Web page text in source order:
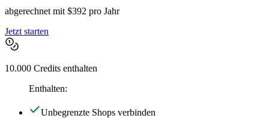
abgerechnet mit $392 pro Jahr
Jetzt starten
10.000 Credits enthalten
Enthalten:
Unbegrenzte Shops verbinden